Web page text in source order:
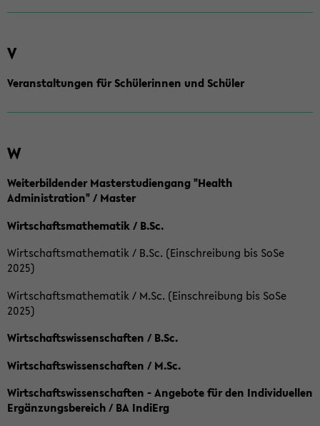
V
Veranstaltungen für Schülerinnen und Schüler
W
Weiterbildender Masterstudiengang "Health
Administration" / Master
Wirtschaftsmathematik / B.Sc.
Wirtschaftsmathematik / B.Sc. (Einschreibung bis SoSe
2025)
Wirtschaftsmathematik / M.Sc. (Einschreibung bis SoSe
2025)
Wirtschaftswissenschaften / B.Sc.
Wirtschaftswissenschaften / M.Sc.
Wirtschaftswissenschaften - Angebote für den Individuellen
Ergänzungsbereich / BA IndiErg